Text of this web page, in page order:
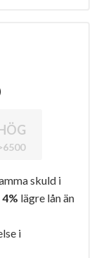
skuld i
4% lägre lån än
i